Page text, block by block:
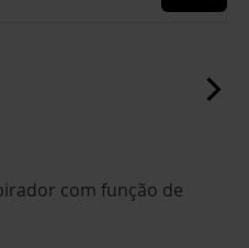
com função de